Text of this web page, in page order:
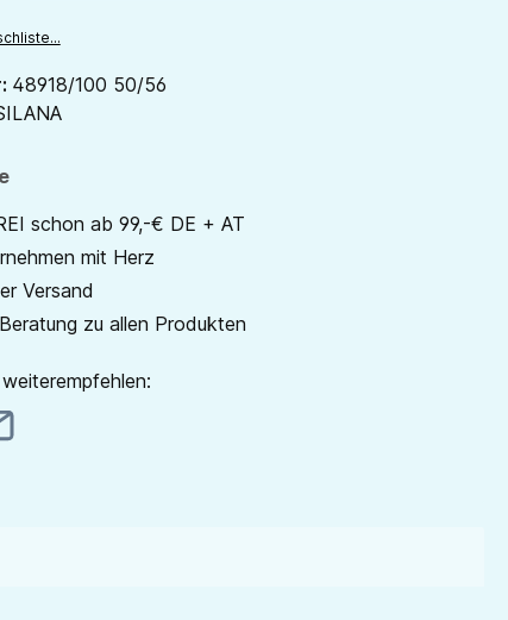
48918/100 50/56
schon ab 99,-€ DE + AT
mit Herz
Versand
zu allen Produkten